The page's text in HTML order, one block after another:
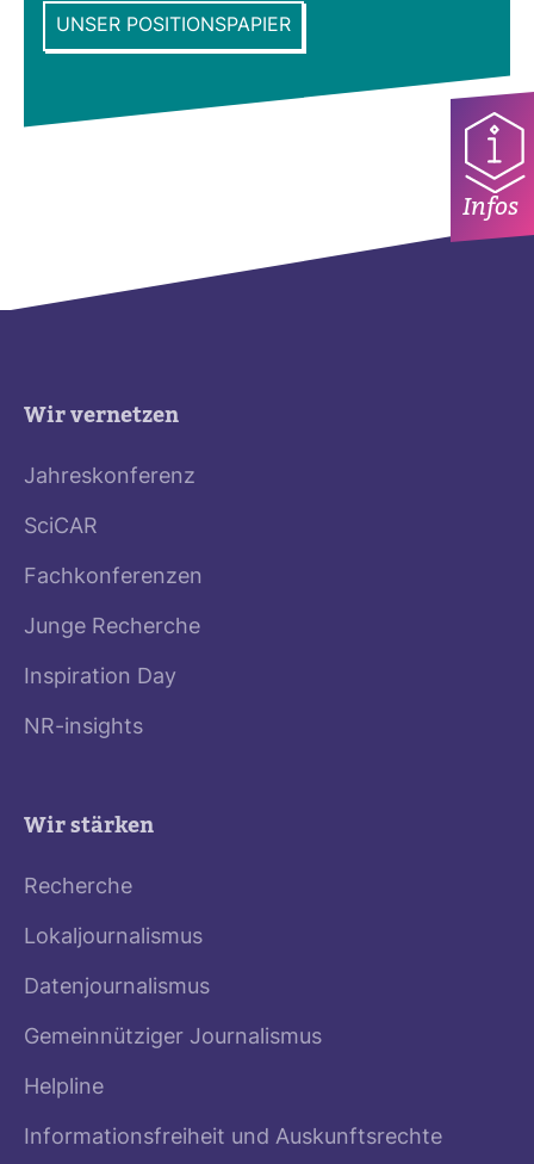
Infos
UNSER POSITIONSPAPIER
Wir vernetzen
Jahreskonferenz
SciCAR
Fachkonferenzen
Junge Recherche
Inspiration Day
NR-insights
Wir stärken
Recherche
Lokaljournalismus
Datenjournalismus
Gemeinnütziger Journalismus
Helpline
Informationsfreiheit und Auskunftsrechte